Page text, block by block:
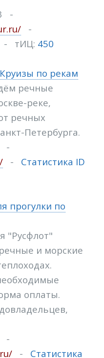
-
-
- тИЦ: 450
по рекам
речные
реке,
речных
Петербурга.
-
- Статистика ID
прогулки по
"Русфлот"
и морские
оплаты.
-
- Статистика